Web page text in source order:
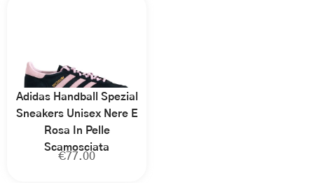
Adidas Handball Spezial
Sneakers Unisex Nere E
Rosa In Pelle
Scamosciata
€77.00